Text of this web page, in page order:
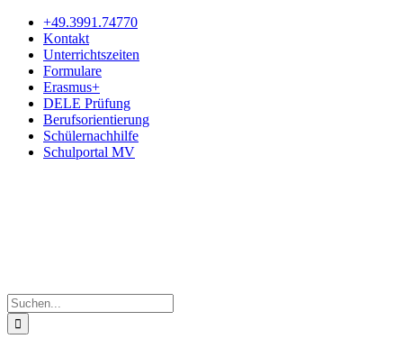
Zum
Inhalt
springen
+49.3991.74770
Kontakt
Unterrichtszeiten
Formulare
Erasmus+
DELE Prüfung
Berufsorientierung
Schülernachhilfe
Schulportal MV
Suche
nach: